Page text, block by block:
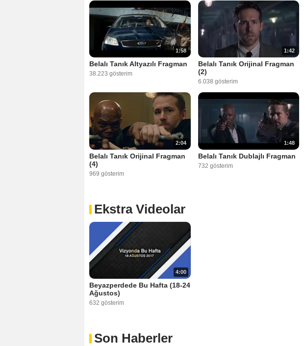
1:58
Belalı Tanık Altyazılı Fragman
38.223 gösterim
1:42
Belalı Tanık Orijinal Fragman
(2)
6.038 gösterim
2:04
Belalı Tanık Orijinal Fragman
(4)
969 gösterim
1:48
Belalı Tanık Dublajlı Fragman
732 gösterim
Ekstra Videolar
4:00
Beyazperdede Bu Hafta (18-24
Ağustos)
632 gösterim
Son Haberler